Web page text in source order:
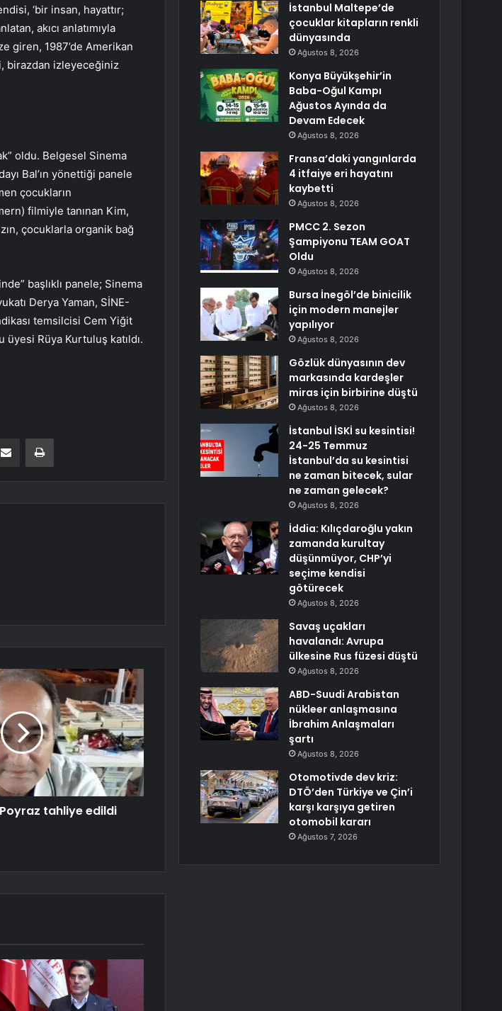
‘bir insan, hayattır;
akıcı anlatımıyla
giren, 1987’de Amerikan
birazdan izleyeceğiniz
oldu. Belgesel Sinema
Bal’ın yönettiği panele
çocukların
filmiyle tanınan Kim,
çocuklarla organik bağ
başlıklı panele; Sinema
Derya Yaman, SİNE-
temsilcisi Cem Yiğit
Rüya Kurtuluş katıldı.
E-Posta ile paylaş Yazdır
tahliye edildi
İstanbul Maltepe’de
çocuklar kitapların renkli
dünyasında
Ağustos 8, 2026
Konya Büyükşehir’in
Baba-Oğul Kampı
Ağustos Ayında da
Devam Edecek
Ağustos 8, 2026
Fransa’daki yangınlarda
4 itfaiye eri hayatını
kaybetti
Ağustos 8, 2026
PMCC 2. Sezon
Şampiyonu TEAM GOAT
Oldu
Ağustos 8, 2026
Bursa İnegöl’de binicilik
için modern manejler
yapılıyor
Ağustos 8, 2026
Gözlük dünyasının dev
markasında kardeşler
miras için birbirine düştü
Ağustos 8, 2026
İstanbul İSKİ su kesintisi!
24-25 Temmuz
İstanbul’da su kesintisi
ne zaman bitecek, sular
ne zaman gelecek?
Ağustos 8, 2026
İddia: Kılıçdaroğlu yakın
zamanda kurultay
düşünmüyor, CHP’yi
seçime kendisi
götürecek
Ağustos 8, 2026
Savaş uçakları
havalandı: Avrupa
ülkesine Rus füzesi düştü
Ağustos 8, 2026
ABD-Suudi Arabistan
nükleer anlaşmasına
İbrahim Anlaşmaları
şartı
Ağustos 8, 2026
Otomotivde dev kriz:
DTÖ’den Türkiye ve Çin’i
karşı karşıya getiren
otomobil kararı
Ağustos 7, 2026